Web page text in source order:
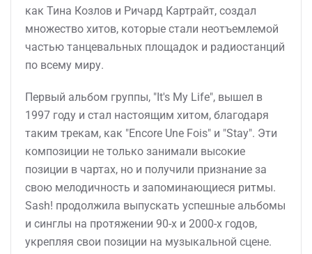
как Тина Козлов и Ричард Картрайт, создал
множество хитов, которые стали неотъемлемой
частью танцевальных площадок и радиостанций
по всему миру.
Первый альбом группы, "It's My Life", вышел в
1997 году и стал настоящим хитом, благодаря
таким трекам, как "Encore Une Fois" и "Stay". Эти
композиции не только занимали высокие
позиции в чартах, но и получили признание за
свою мелодичность и запоминающиеся ритмы.
Sash! продолжила выпускать успешные альбомы
и синглы на протяжении 90-х и 2000-х годов,
укрепляя свои позиции на музыкальной сцене.